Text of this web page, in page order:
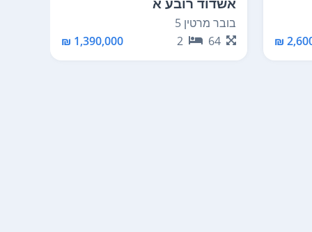
אשדוד רובע א
בובר מרטין 5
64
2
1,390,000 ₪